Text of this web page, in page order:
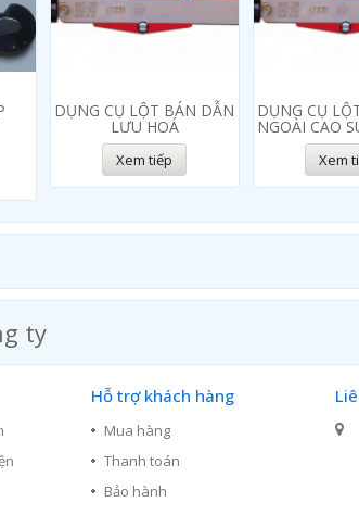
DỤNG CỤ LỘT BÁN DẪN
LƯU HOÁ
Xem tiếp
DỤNG CỤ
NGOÀI CAO
Xem
ty
Hỗ trợ khách hàng
Mua hàng
Thanh toán
Bảo hành